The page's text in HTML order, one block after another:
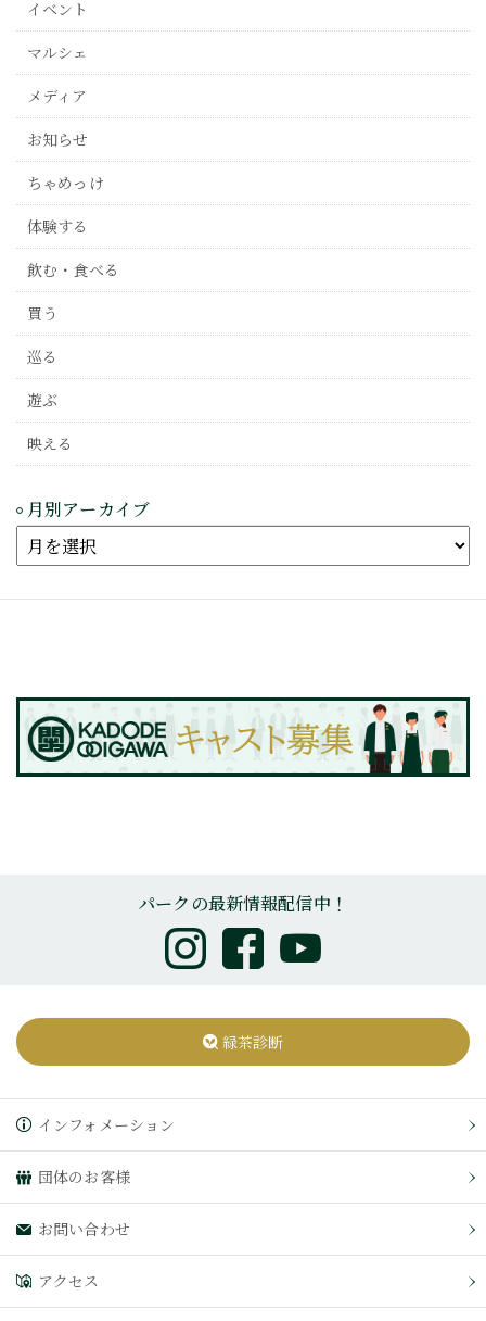
イベント
マルシェ
メディア
お知らせ
ちゃめっけ
体験する
飲む・食べる
買う
巡る
遊ぶ
映える
月別アーカイブ
パークの最新情報配信中！
緑茶診断
インフォメーション
団体のお客様
お問い合わせ
アクセス